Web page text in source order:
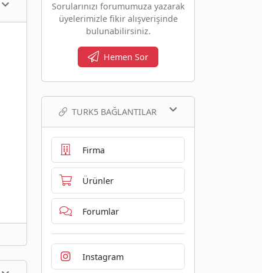
Sorularınızı forumumuza yazarak
üyelerimizle fikir alışverişinde
bulunabilirsiniz.
Hemen Sor
TURK5 BAĞLANTILAR
Firma
Ürünler
Forumlar
Instagram